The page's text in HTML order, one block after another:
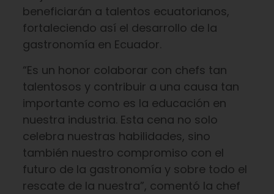
beneficiarán a talentos ecuatorianos,
fortaleciendo así el desarrollo de la
gastronomía en Ecuador.
“Es un honor colaborar con chefs tan
talentosos y contribuir a una causa tan
importante como es la educación en
nuestra industria. Esta cena no solo
celebra nuestras habilidades, sino
también nuestro compromiso con el
futuro de la gastronomía y sobre todo el
rescate de la nuestra”, comentó la chef